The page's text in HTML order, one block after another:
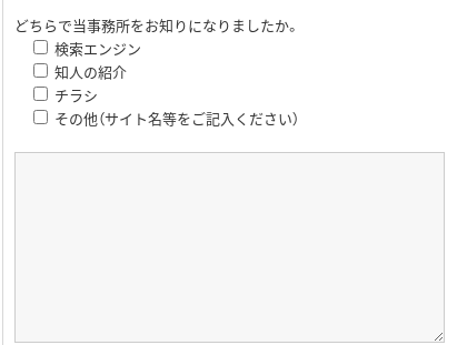
どちらで当事務所をお知りになりましたか。
検索エンジン
知人の紹介
チラシ
その他（サイト名等をご記入ください）